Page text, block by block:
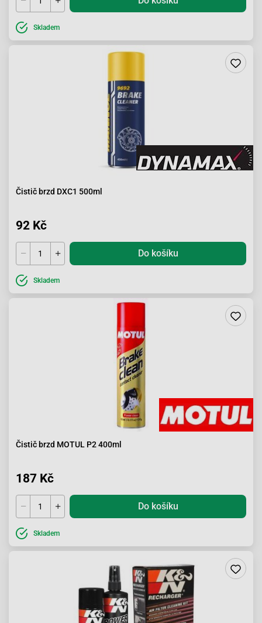
Skladem
Čistič brzd DXC1 500ml
92 Kč
Do košíku
Skladem
Čistič brzd MOTUL P2 400ml
187 Kč
Do košíku
Skladem